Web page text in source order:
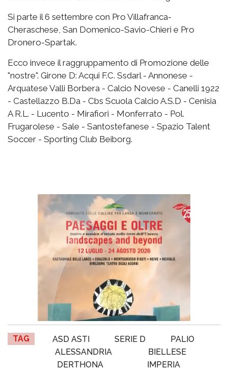
Si parte il 6 settembre con Pro Villafranca-
Cheraschese, San Domenico-Savio-Chieri e Pro
Dronero-Spartak.
Ecco invece il raggruppamento di Promozione delle
"nostre". Girone D: Acqui F.C. Ssdarl - Annonese -
Arquatese Valli Borbera - Calcio Novese - Canelli 1922
- Castellazzo B.Da - Cbs Scuola Calcio A.S.D - Cenisia
A R.L. - Lucento - Mirafiori - Monferrato - Pol.
Frugarolese - Sale - Santostefanese - Spazio Talent
Soccer - Sporting Club Beiborg.
TAG ASD ASTI SERIE D
PALIO
ALESSANDRIA
BIELLESE
DERTHONA
IMPERIA